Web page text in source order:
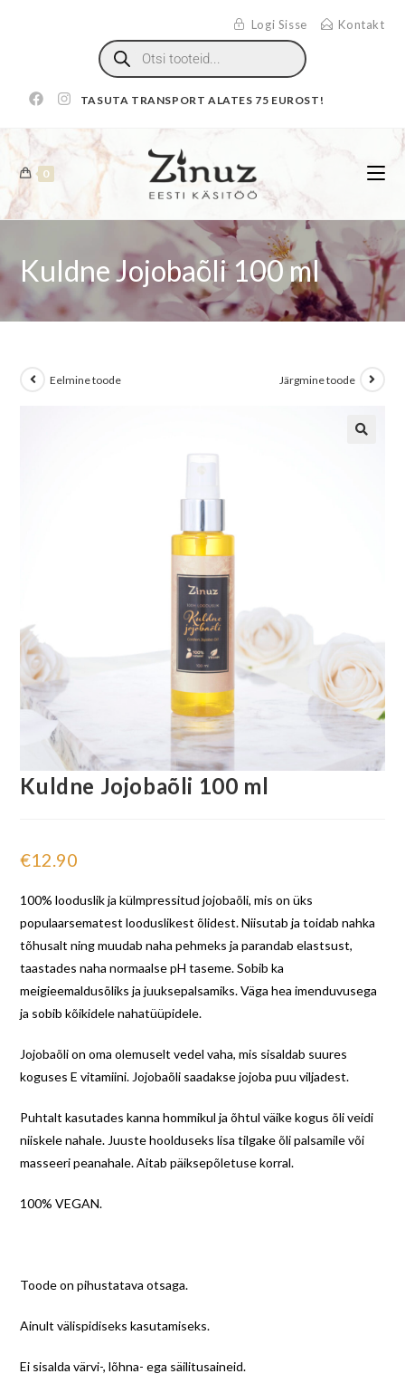
Logi Sisse Kontakt
TASUTA TRANSPORT ALATES 75 EUROST!
0
Kuldne Jojobaõli 100 ml
Eelmine toode Järgmine toode
Kuldne Jojobaõli 100 ml
€12.90
100% looduslik ja külmpressitud jojobaõli, mis on üks
populaarsematest looduslikest õlidest. Niisutab ja toidab nahka
tõhusalt ning muudab naha pehmeks ja parandab elastsust,
taastades naha normaalse pH taseme. Sobib ka
meigieemaldusõliks ja juuksepalsamiks. Väga hea imenduvusega
ja sobib kõikidele nahatüüpidele.
Jojobaõli on oma olemuselt vedel vaha, mis sisaldab suures
koguses E vitamiini. Jojobaõli saadakse jojoba puu viljadest.
Puhtalt kasutades kanna hommikul ja õhtul väike kogus õli veidi
niiskele nahale. Juuste hoolduseks lisa tilgake õli palsamile või
masseeri peanahale. Aitab päiksepõletuse korral.
100% VEGAN.
Toode on pihustatava otsaga.
Ainult välispidiseks kasutamiseks.
Ei sisalda värvi-, lõhna- ega säilitusaineid.